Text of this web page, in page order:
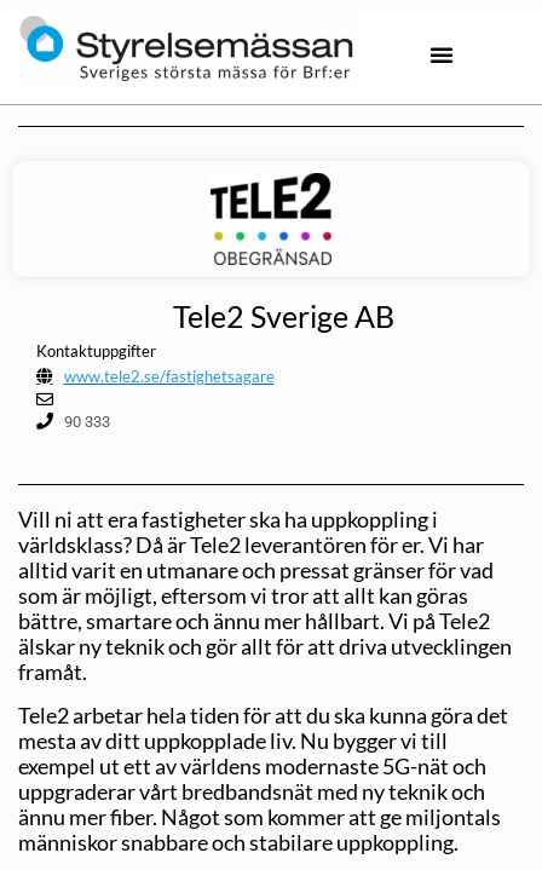
Tele2 Sverige AB
Kontaktuppgifter
www.tele2.se/fastighetsagare
90 333
Vill ni att era fastigheter ska ha uppkoppling i
världsklass? Då är Tele2 leverantören för er. Vi har
alltid varit en utmanare och pressat gränser för vad
som är möjligt, eftersom vi tror att allt kan göras
bättre, smartare och ännu mer hållbart. Vi på Tele2
älskar ny teknik och gör allt för att driva utvecklingen
framåt.
Tele2 arbetar hela tiden för att du ska kunna göra det
mesta av ditt uppkopplade liv. Nu bygger vi till
exempel ut ett av världens modernaste 5G-nät och
uppgraderar vårt bredbandsnät med ny teknik och
ännu mer fiber. Något som kommer att ge miljontals
människor snabbare och stabilare uppkoppling.